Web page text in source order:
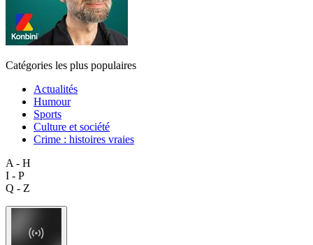
Catégories les plus populaires
Actualités
Humour
Sports
Culture et société
Crime : histoires vraies
A - H
I - P
Q - Z